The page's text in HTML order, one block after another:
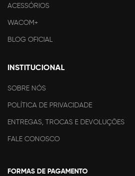
ACESSÓRIOS
WACOM+
BLOG OFICIAL
INSTITUCIONAL
SOBRE NÓS
POLÍTICA DE PRIVACIDADE
ENTREGAS, TROCAS E DEVOLUÇÕES
FALE CONOSCO
FORMAS DE PAGAMENTO